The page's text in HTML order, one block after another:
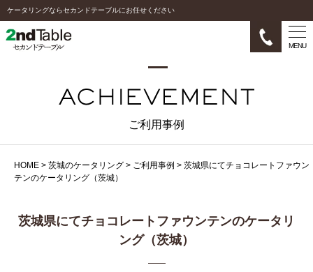
ケータリングならセカンドテーブルにお任せください
MENU
ご利用事例
HOME > 茨城のケータリング > ご利用事例 > 茨城県にてチョコレートファウン
テンのケータリング（茨城）
茨城県にてチョコレートファウンテンのケータリ
ング（茨城）